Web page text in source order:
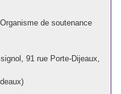
de soutenance
91 rue Porte-Dijeaux,